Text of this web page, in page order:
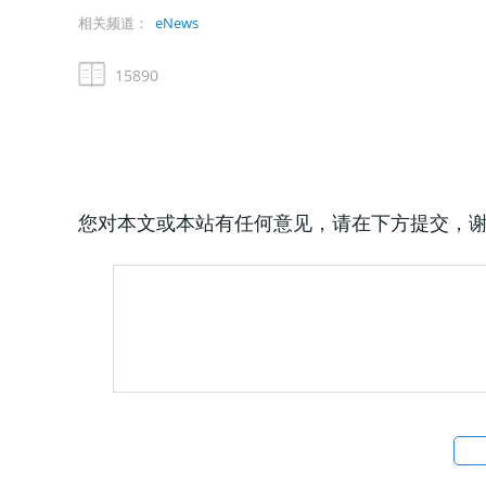
相关频道： eNews
15890
您对本文或本站有任何意见，请在下方提交，